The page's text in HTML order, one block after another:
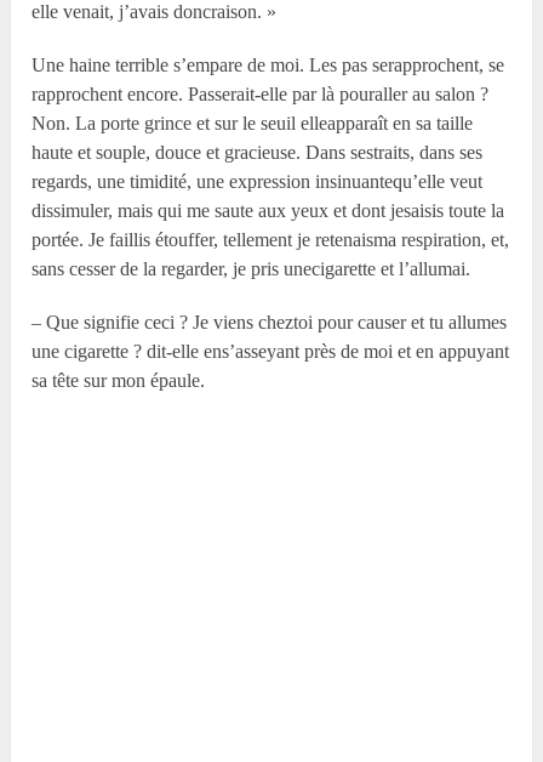
elle venait, j’avais doncraison. »
Une haine terrible s’empare de moi. Les pas serapprochent, se
rapprochent encore. Passerait-elle par là pouraller au salon ?
Non. La porte grince et sur le seuil elleapparaît en sa taille
haute et souple, douce et gracieuse. Dans sestraits, dans ses
regards, une timidité, une expression insinuantequ’elle veut
dissimuler, mais qui me saute aux yeux et dont jesaisis toute la
portée. Je faillis étouffer, tellement je retenaisma respiration, et,
sans cesser de la regarder, je pris unecigarette et l’allumai.
– Que signifie ceci ? Je viens cheztoi pour causer et tu allumes
une cigarette ? dit-elle ens’asseyant près de moi et en appuyant
sa tête sur mon épaule.